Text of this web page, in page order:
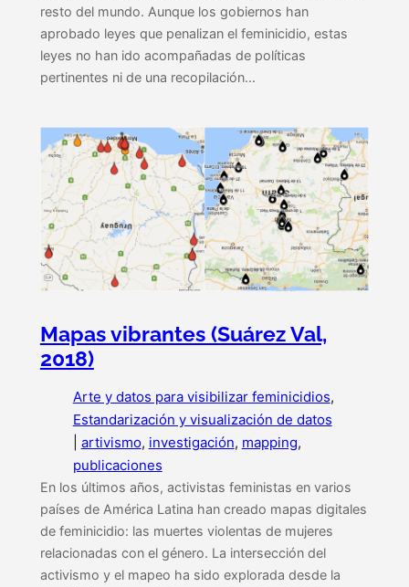
resto del mundo. Aunque los gobiernos han
aprobado leyes que penalizan el feminicidio, estas
leyes no han ido acompañadas de políticas
pertinentes ni de una recopilación…
Mapas vibrantes (Suárez Val,
2018)
Arte y datos para visibilizar feminicidios
Estandarización y visualización de datos
artivismo, investigación, mapping
publicaciones
En los últimos años, activistas feministas en varios
países de América Latina han creado mapas digitales
de feminicidio: las muertes violentas de mujeres
relacionadas con el género. La intersección del
activismo y el mapeo ha sido explorada desde la